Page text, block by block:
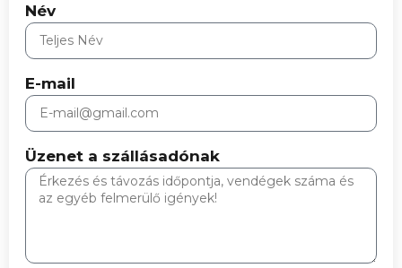
Név
E-mail
Üzenet a szállásadónak